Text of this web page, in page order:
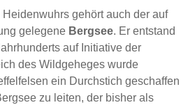
gehört auch der auf
gelegene Bergsee. Er entstand
auf Initiative der
des Wildgeheges wurde
ein Durchstich geschaffen
zu leiten, der bisher als